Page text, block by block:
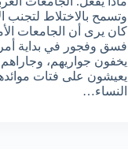
وتسمح بالاختلاط لتجنب
كان يرى أن الجامعات
فسق وفجور في بداية
يخفون جواريهم،
يعيشون على فتات
النساء…